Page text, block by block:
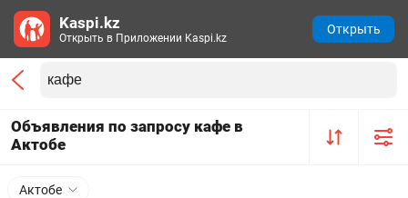
Объявления по запросу кафе в
Актобе
Актобе
Kaspi.kz
Открыть в Приложении Kaspi.kz
Открыть